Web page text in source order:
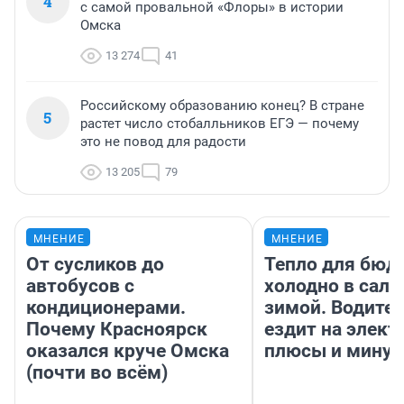
с самой провальной «Флоры» в истории
Омска
13 274 41
5
Российскому образованию конец? В стране
растет число стобалльников ЕГЭ — почему
это не повод для радости
13 205 79
МНЕНИЕ
От сусликов до
автобусов с
кондиционерами.
Почему Красноярск
оказался круче Омска
(почти во всём)
МНЕНИЕ
Тепло для
холодно в
зимой.
ездит на
плюсы и